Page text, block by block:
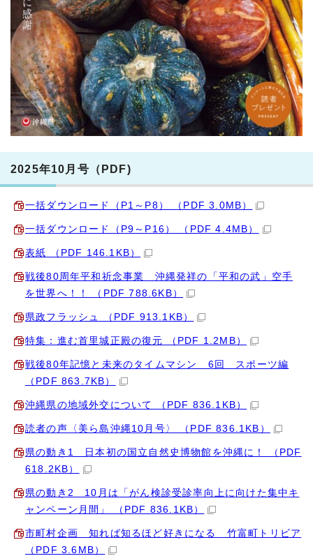
2025年10月号（PDF)
一括ダウンロード（P1～P8） （PDF 3.0MB）
一括ダウンロード（P9～P16） （PDF 4.4MB）
表紙 （PDF 146.1KB）
戦後80周年平和祈念事業 沖縄発祥の「平和の武」空手
を世界へ！！ （PDF 788.6KB）
県政フラッシュ （PDF 913.1KB）
特集：進む首里城正殿の復元 （PDF 1.2MB）
戦後80年記憶と未来のタイムマシン 6回 スポーツ編
（PDF 863.7KB）
沖縄県の地域外交について （PDF 836.1KB）
読者の声〈美ら島沖縄10月号〉 （PDF 836.1KB）
県の動き1 日本初の国立自然史博物館を沖縄に！ （PDF
618.2KB）
県の動き2 10月は「がん検診受診率向上に向けた集中キ
ャンペーン月間」 （PDF 836.1KB）
市町村企画 知れば知るほど好きになる 竹富町トリビア
（PDF 3.6MB）